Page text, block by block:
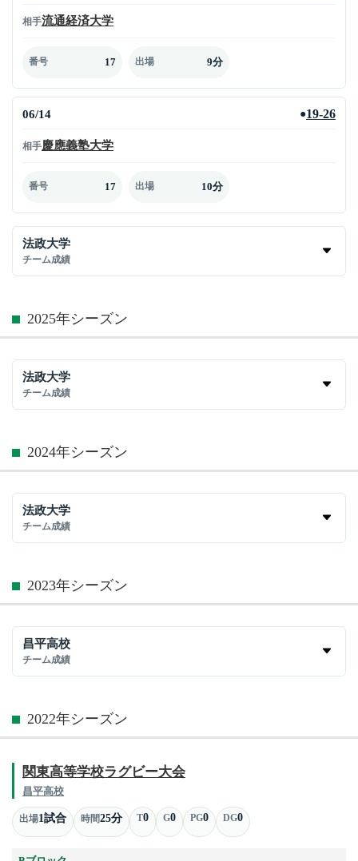
相手流通経済大学
番号 17 出場 9分
06/14 ●19-26
相手慶應義塾大学
番号 17 出場 10分
法政大学
チーム成績
2025年シーズン
法政大学
チーム成績
2024年シーズン
法政大学
チーム成績
2023年シーズン
昌平高校
チーム成績
2022年シーズン
関東高等学校ラグビー大会
昌平高校
出場1試合 時間25分 T0 G0 PG0 DG0